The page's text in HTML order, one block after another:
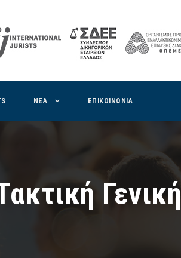
ΝΕΑ ΕΠΙΚΟΙΝΩΝΙΑ
Γενική